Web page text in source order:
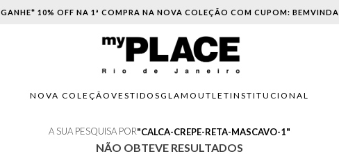
GANHE* 10% OFF NA 1ª COMPRA NA NOVA COLEÇÃO COM CUPOM: BEMVINDA
NOVA COLEÇÃO VESTIDOSGLAM OUTLETINSTITUCIONAL
A SUA PESQUISA POR CALCA-CREPE-RETA-MASCAVO-1
NÃO OBTEVE RESULTADOS